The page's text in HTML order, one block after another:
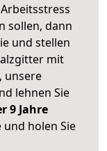
sollen, dann
und stellen
mit
, unsere
lehnen Sie
9 Jahre
holen Sie